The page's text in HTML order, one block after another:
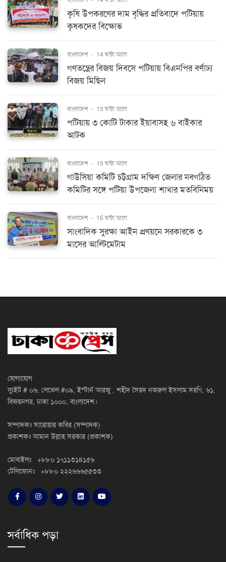
কৃষি উপকরণের দাম বৃদ্ধির প্রতিবাদে পটিয়ায়
কৃষকদের বিক্ষোভ
বাংলাদেশ - 14 ঘন্টা আগে
গণতন্ত্রের বিজয় দিবসে পটিয়ায় বিএনপির বর্ণাঢ্য
বিজয় মিছিল
বাংলাদেশ - 15 ঘন্টা আগে
পটিয়ায় ৩ কোটি টাকার ইয়াবাসহ ৬ বাইকার
আটক
বাংলাদেশ - 15 ঘন্টা আগে
গাউসিয়া কমিটি চট্টগ্রাম দক্ষিণ জেলার নবগঠিত
কমিটির সঙ্গে পটিয়া উপজেলা শাখার মতবিনিময়
বাংলাদেশ - 16 ঘন্টা আগে
সাংবাদিক সুরক্ষা আইন প্রণয়নে সরকারকে ৩
মাসের আল্টিমেটাম
যোগাযোগ
স্যুইট # ০৬, লেভেল #০৯, ইস্টার্ন আরজু , শহীদ সৈয়দ নজরুল ইসলাম সরণি, ৬১,
বিজয়নগর, ঢাকা ১০০০, বাংলাদেশ।
সম্পাদকঃ সারোয়ার কবির (সম্পাদক)
প্রকাশকঃ আমান উল্লাহ সরকার (প্রকাশক)
মোবাইলঃ +৮৮০ ১৭১১৩১৪১৫৬
টেলিফোনঃ +৮৮০ ২২২৬৬৬৫৫৩৩
সর্বাধিক পড়া